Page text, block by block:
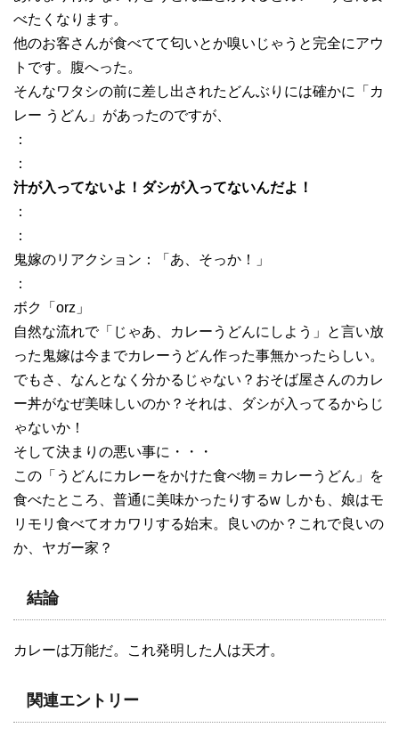
べたくなります。
他のお客さんが食べてて匂いとか嗅いじゃうと完全にアウ
トです。腹へった。
そんなワタシの前に差し出されたどんぶりには確かに「カ
レー うどん」があったのですが、
：
：
汁が入ってないよ！ダシが入ってないんだよ！
：
：
鬼嫁のリアクション：「あ、そっか！」
：
ボク「orz」
自然な流れで「じゃあ、カレーうどんにしよう」と言い放
った鬼嫁は今までカレーうどん作った事無かったらしい。
でもさ、なんとなく分かるじゃない？おそば屋さんのカレ
ー丼がなぜ美味しいのか？それは、ダシが入ってるからじ
ゃないか！
そして決まりの悪い事に・・・
この「うどんにカレーをかけた食べ物＝カレーうどん」を
食べたところ、普通に美味かったりするw しかも、娘はモ
リモリ食べてオカワリする始末。良いのか？これで良いの
か、ヤガー家？
結論
カレーは万能だ。これ発明した人は天才。
関連エントリー